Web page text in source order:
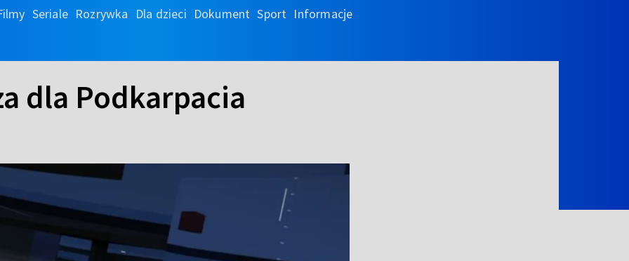
Seriale Rozrywka Dla dzieci Dokument Sport Informacje
dla Podkarpacia